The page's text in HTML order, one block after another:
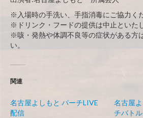
※入場時の手洗い、手指消毒にご協力く
※ドリンク・フードの提供は中止といた
※咳・発熱や体調不良等の症状がある方
い。
関連
名古屋よしもと パーチLIVE
配信
名古屋
チバトル